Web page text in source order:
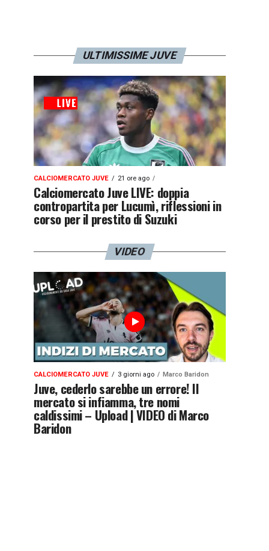
ULTIMISSIME JUVE
CALCIOMERCATO JUVE 21 ore ago
Calciomercato Juve LIVE: doppia
contropartita per Lucumì, riflessioni in
corso per il prestito di Suzuki
VIDEO
CALCIOMERCATO JUVE 3 giorni ago Marco Baridon
Juve, cederlo sarebbe un errore! Il
mercato si infiamma, tre nomi
caldissimi – Upload | VIDEO di Marco
Baridon